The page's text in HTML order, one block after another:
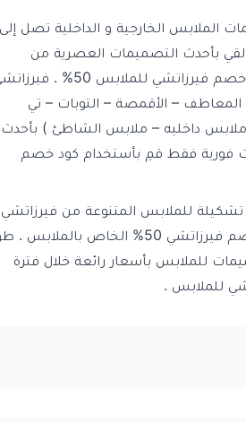
الملابس الخارجية و الداخلية تصل إلى
بأحدث التصميمات العصرية من
الملابس بأسعار مذهلة من خلال فيرزاتشي و استخدامك لكود خصم فيرزاتشي للملابس
– الأقمصة – التوبات – تي
داخليه – ملابس الشاطئ ) بأحدث
فورية فقط قمِ بأستخدام كود خصم
للملابس المتنوعة من
إحصلِ على عرض الخصومات الحصرية عند استخدامك لكود خصم فيرزاتشي 50% الخاص
للملابس بأسعار رائعة خلال فترة